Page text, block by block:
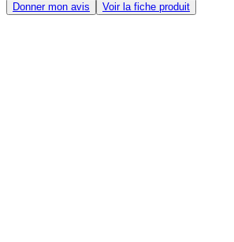
Donner mon avis Voir la fiche produit